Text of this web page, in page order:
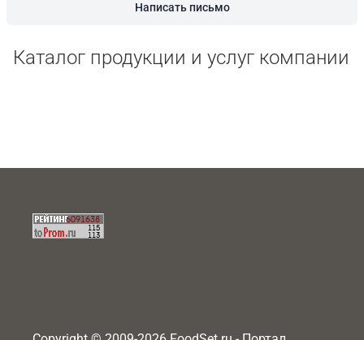
Написать письмо
Каталог продукции и услуг компании